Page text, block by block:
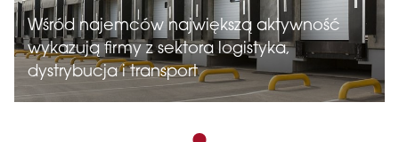
Wśród najemców największą aktywność
wykazują firmy z sektora logistyka,
dystrybucja i transport